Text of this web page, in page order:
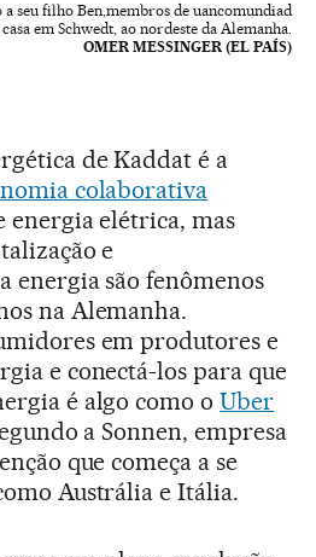
seu filho Ben,membros de uancomundiad
em Schwedt, ao nordeste da Alemanha.
OMER MESSINGER (EL PAÍS)
de Kaddat é a
colaborativa
energia elétrica, mas
e
energia são fenômenos
na Alemanha.
em produtores e
e conectá-los para que
é algo como oUber
a Sonnen, empresa
que começa a se
Austrália e Itália.